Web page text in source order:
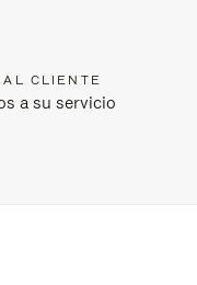
CLIENTE
a su servicio